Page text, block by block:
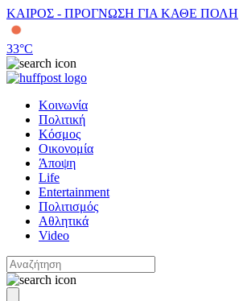
ΚΑΙΡΟΣ - ΠΡΟΓΝΩΣΗ ΓΙΑ ΚΑΘΕ ΠΟΛΗ
33°C
Κοινωνία
Πολιτική
Κόσμος
Οικονομία
Άποψη
Life
Entertainment
Πολιτισμός
Αθλητικά
Video